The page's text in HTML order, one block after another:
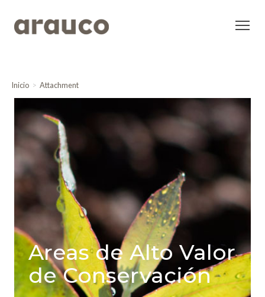
Inicio Attachment
Areas de Alto Valor
de Conservación